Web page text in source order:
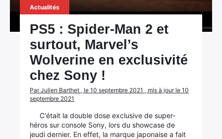
Actualités
PS5 : Spider-Man 2 et
surtout, Marvel’s
Wolverine en exclusivité
chez Sony !
Par Julien Barthet , le 10 septembre 2021 , mis à jour le 10
septembre 2021
C'était la double dose exclusive de super-
héros sur console Sony, lors du showcase de
jeudi dernier. En effet, la marque japonaise a fait